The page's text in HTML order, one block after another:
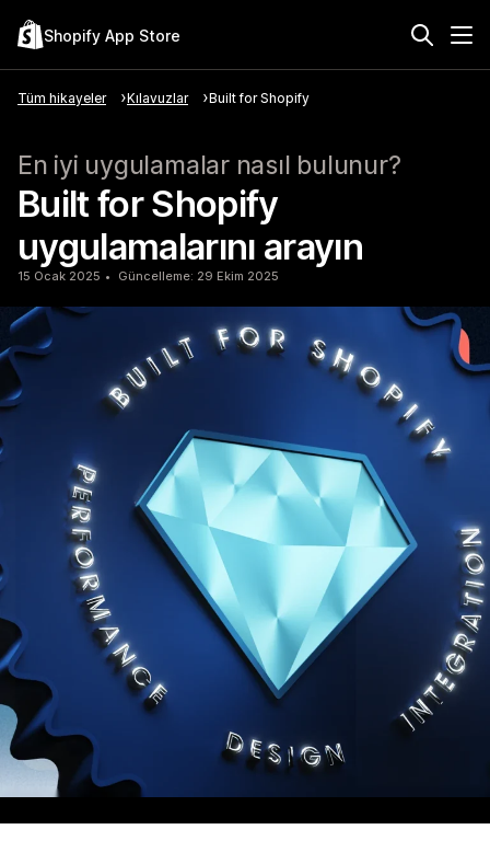
Shopify App Store
Tüm hikayeler Kılavuzlar Built for Shopify
En iyi uygulamalar nasıl bulunur?
Built for Shopify
uygulamalarını arayın
15 Ocak 2025 Güncelleme: 29 Ekim 2025